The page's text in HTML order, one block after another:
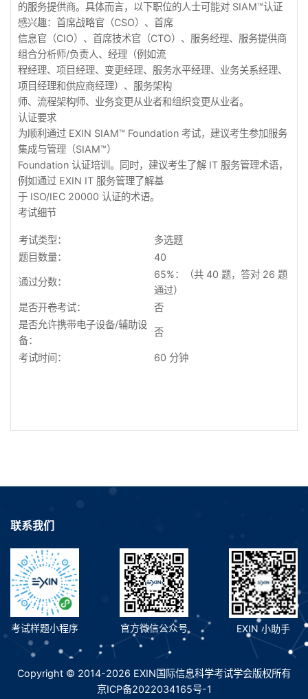
的服务提供商。具体而言，以下职位的人士可能对 SIAM™认证
感兴趣：首席战略官（CSO）、首席
信息官（CIO）、首席技术官（CTO）、服务经理、服务提供商
组合分析师/负责人、经理（例如流
程经理、项目经理、变更经理、服务水平经理、业务关系经理、
项目经理和供应商经理）、服务架构
师、流程架构师、业务变更从业者和组织变更从业者。
认证要求
为顺利通过 EXIN SIAM™ Foundation 考试，建议考生参加服务
集成与管理（SIAM™）
Foundation 认证培训。同时，建议考生了解 IT 服务管理术语，
例如通过 EXIN IT 服务管理了解基
于 ISO/IEC 20000 认证的术语。
考试细节
考试类型：
多选题
题目数量：
40
通过分数：
65%：（共 40 题，答对 26 题
通过）
是否开卷考试：
否
是否允许携带电子设备/辅助设
备：
否
考试时间： 60 分钟
联系我们
考试样题小程序 官方微信公众号 EXIN 小助手
Copyright © 2014-2026 EXIN国际信息科学考试学会版权所有
京ICP备2022034165号-1